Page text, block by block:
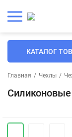
КАТАЛОГ
Главная / Чехлы /